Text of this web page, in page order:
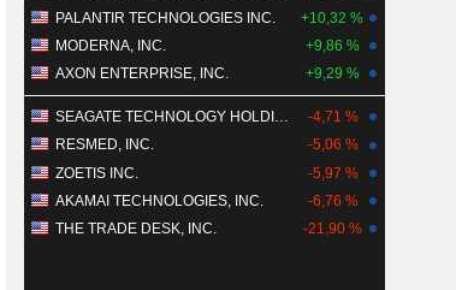
PALANTIR TECHNOLOGIES INC.
+10,32 %
MODERNA, INC.
+9,86 %
AXON ENTERPRISE, INC.
+9,29 %
SEAGATE TECHNOLOGY HOLDINGS PLC
-4,71 %
RESMED, INC.
-5,06 %
ZOETIS INC.
-5,97 %
AKAMAI TECHNOLOGIES, INC.
-6,76 %
THE TRADE DESK, INC.
-21,90 %